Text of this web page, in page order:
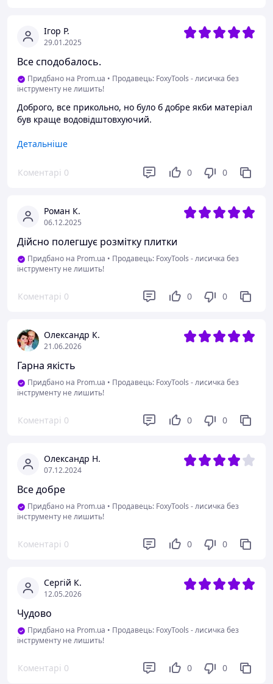
Ігор Р.
29.01.2025
Все сподобалось.
Придбано на Prom.ua • Продавець: FoxyTools - лисичка без
інструменту не лишить!
Доброго, все прикольно, но було б добре якби матеріал
був краще водовідштовхуючий.
Переваги
Детальніше
Коментарі 0 0 0
Роман К.
06.12.2025
Дійсно полегшує розмітку плитки
Придбано на Prom.ua • Продавець: FoxyTools - лисичка без
інструменту не лишить!
Коментарі 0 0 0
Олександр К.
21.06.2026
Гарна якість
Придбано на Prom.ua • Продавець: FoxyTools - лисичка без
інструменту не лишить!
Коментарі 0 0 0
Олександр Н.
07.12.2024
Все добре
Придбано на Prom.ua • Продавець: FoxyTools - лисичка без
інструменту не лишить!
Коментарі 0 0 0
Сергій К.
12.05.2026
Чудово
Придбано на Prom.ua • Продавець: FoxyTools - лисичка без
інструменту не лишить!
Коментарі 0 0 0